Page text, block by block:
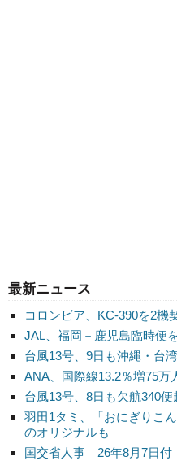
最新ニュース
コロンビア、KC-390を2
JAL、福岡－鹿児島臨時便
台風13号、9日も沖縄・台
ANA、国際線13.2％増75
台風13号、8日も欠航340
羽田1タミ、「おにぎりこ
のオリジナルも
国交省人事 26年8月7日付